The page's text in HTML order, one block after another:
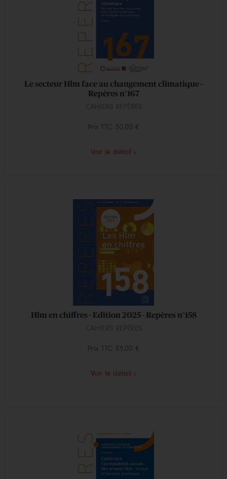
Le secteur Hlm face au changement climatique -
Repères n°167
Prix TTC 30,00 €
Voir le détail
Hlm en chiffres - Edition 2025 - Repères n°158
Prix TTC 33,00 €
Voir le détail